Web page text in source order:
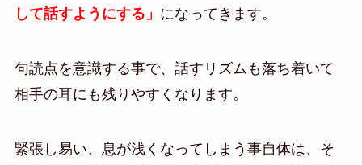
して話すようにする」 になってきます。
句読点を意識する事で、話すリズムも落ち着いて
相手の耳にも残りやすくなります。
緊張し易い、息が浅くなってしまう事自体は、そ